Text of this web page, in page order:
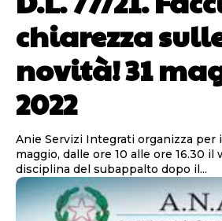
chiarezza
novità! 31
2022
Anie Servizi Integrati organizza per
maggio, dalle ore 10 alle ore 16.30 il
disciplina del subappalto dopo il...